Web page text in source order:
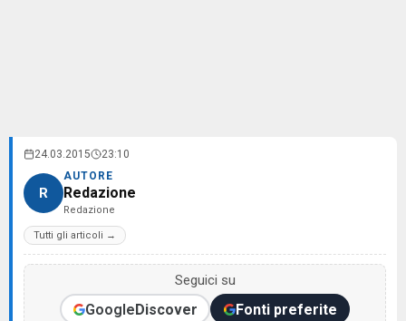
24.03.2015 23:10
R
AUTORE
Redazione
Redazione
Tutti gli articoli →
Seguici su
GoogleDiscover Fonti preferite